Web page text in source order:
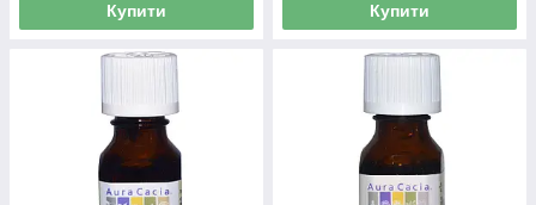
Купити Купити